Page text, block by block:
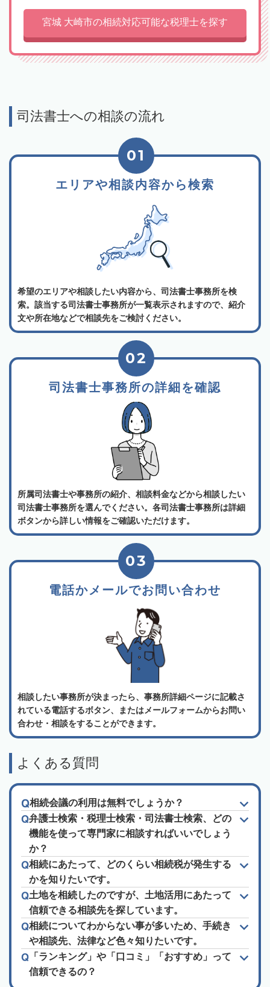
宮城 大崎市の相続対応可能な税理士を探す
司法書士への相談の流れ
エリアや相談内容から検索
01
希望のエリアや相談したい内容から、司法書士事務所を検
索。該当する司法書士事務所が一覧表示されますので、紹介
文や所在地などで相談先をご検討ください。
司法書士事務所の詳細を確認
02
所属司法書士や事務所の紹介、相談料金などから相談したい
司法書士事務所を選んでください。各司法書士事務所は詳細
ボタンから詳しい情報をご確認いただけます。
電話かメールでお問い合わせ
03
相談したい事務所が決まったら、事務所詳細ページに記載さ
れている電話するボタン、またはメールフォームからお問い
合わせ・相談をすることができます。
よくある質問
相続会議の利用は無料でしょうか？
弁護士検索・税理士検索・司法書士検索、どの
機能を使って専門家に相談すればいいでしょう
か？
相続にあたって、どのくらい相続税が発生する
かを知りたいです。
土地を相続したのですが、土地活用にあたって
信頼できる相談先を探しています。
相続についてわからない事が多いため、手続き
や相談先、法律など色々知りたいです。
「ランキング」や「口コミ」「おすすめ」って
信頼できるの？